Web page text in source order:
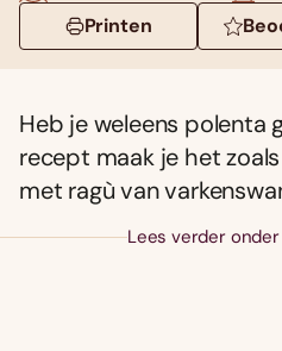
Printen
Heb je weleens polenta
recept maak je het
met ragù van
Lees verder